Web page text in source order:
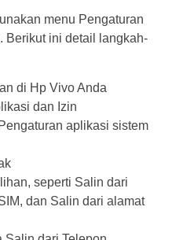
menu Pengaturan
Berikut ini detail langkah-
di Hp Vivo Anda
dan Izin
aplikasi sistem
seperti Salin dari
dan Salin dari alamat